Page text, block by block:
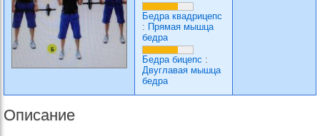
Бедра квадрицепс
: Прямая мышца
бедра
Бедра бицепс :
Двуглавая мышца
бедра
Описание